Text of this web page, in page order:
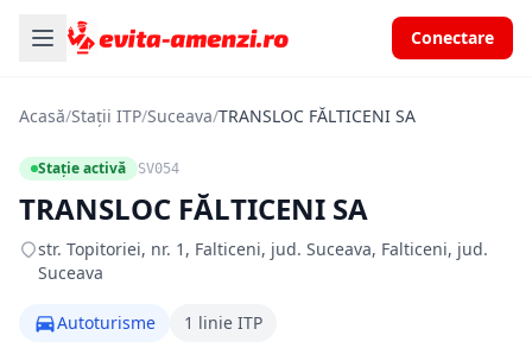
Conectare
Acasă/Stații ITP/Suceava/TRANSLOC FĂLTICENI SA
Stație activă SV054
TRANSLOC FĂLTICENI SA
str. Topitoriei, nr. 1, Falticeni, jud. Suceava, Falticeni, jud.
Suceava
Autoturisme 1 linie ITP